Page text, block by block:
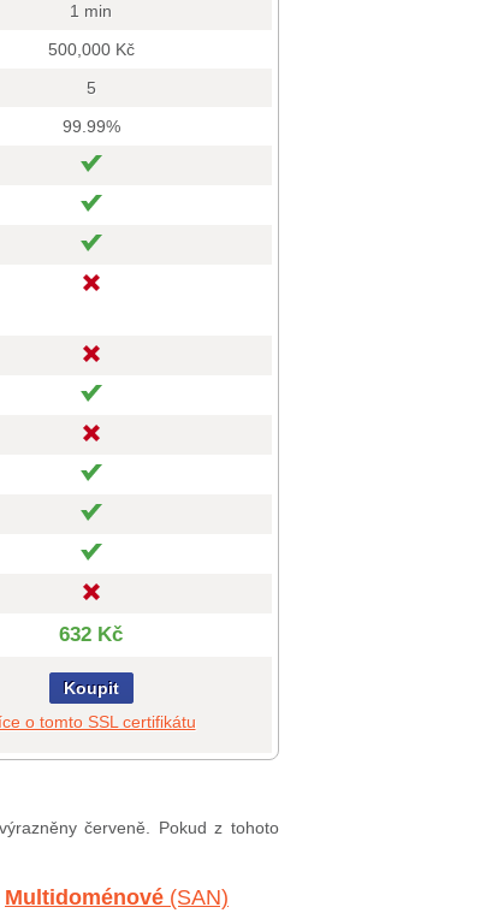
1 min
500,000 Kč
5
99.99%
632 Kč
Koupit
o tomto SSL certifikátu
červeně. Pokud z tohoto
Multidoménové (SAN)